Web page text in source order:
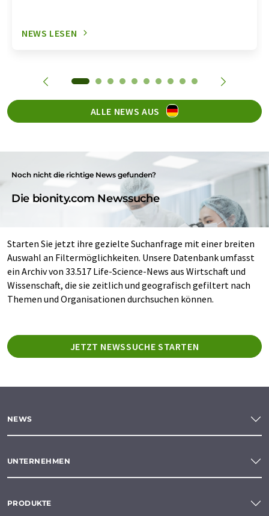
NEWS LESEN
ALLE NEWS AUS
Noch nicht die richtige News gefunden?
Die bionity.com Newssuche
Starten Sie jetzt ihre gezielte Suchanfrage mit einer breiten
Auswahl an Filtermöglichkeiten. Unsere Datenbank umfasst
ein Archiv von 33.517 Life-Science-News aus Wirtschaft und
Wissenschaft, die sie zeitlich und geografisch gefiltert nach
Themen und Organisationen durchsuchen können.
JETZT NEWSSUCHE STARTEN
NEWS
UNTERNEHMEN
PRODUKTE